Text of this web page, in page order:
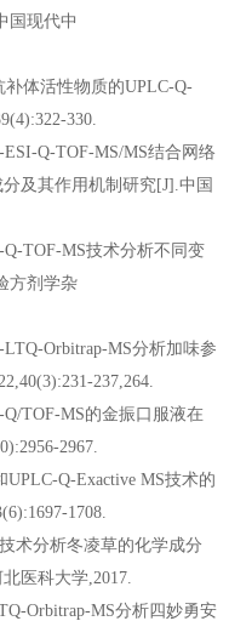
国现代中
体活性物质的UPLC-Q-
330.
Q-TOF-MS/MS结合网络
及其作用机制研究[J].中国
TOF-MS技术分析不同变
方剂学杂
Orbitrap-MS分析加味参
237,264.
TOF-MS的金振口服液在
2967.
Q-Exactive MS技术的
1708.
术分析冬凌草的化学成分
医科大学,2017.
Orbitrap-MS分析四妙勇安